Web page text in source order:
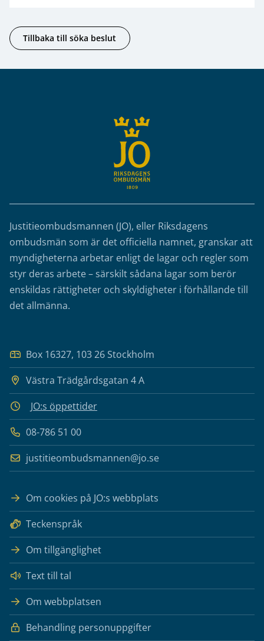
Tillbaka till söka beslut
Justitieombudsmannen (JO), eller Riksdagens
ombudsmän som är det officiella namnet, granskar att
myndigheterna arbetar enligt de lagar och regler som
styr deras arbete – särskilt sådana lagar som berör
enskildas rättigheter och skyldigheter i förhållande till
det allmänna.
Box 16327, 103 26 Stockholm
Västra Trädgårdsgatan 4 A
JO:s öppettider
08-786 51 00
justitieombudsmannen@jo.se
Om cookies på JO:s webbplats
Teckenspråk
Om tillgänglighet
Text till tal
Om webbplatsen
Behandling personuppgifter